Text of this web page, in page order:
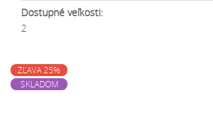
Dostupné veľkosti:
2
ZĽAVA 25%
SKLADOM